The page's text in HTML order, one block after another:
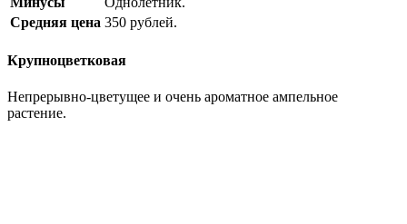
Средняя цена 350 рублей.
Крупноцветковая
Непрерывно-цветущее и очень ароматное ампельное
растение.